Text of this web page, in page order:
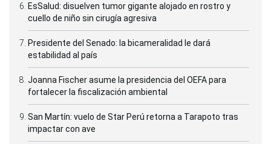
EsSalud: disuelven tumor gigante alojado en rostro y
cuello de niño sin cirugía agresiva
Presidente del Senado: la bicameralidad le dará
estabilidad al país
Joanna Fischer asume la presidencia del OEFA para
fortalecer la fiscalización ambiental
San Martín: vuelo de Star Perú retorna a Tarapoto tras
impactar con ave